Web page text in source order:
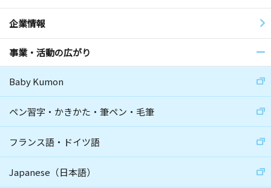
企業情報
事業・活動の広がり
Baby Kumon
ペン習字・かきかた・筆ペン・毛筆
フランス語・ドイツ語
Japanese（日本語）